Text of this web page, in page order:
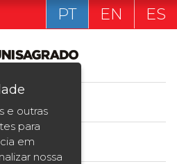
e MBA
Duração
estudande
estudante
PT EN ES
AQUI
e outras
para
em
nossa